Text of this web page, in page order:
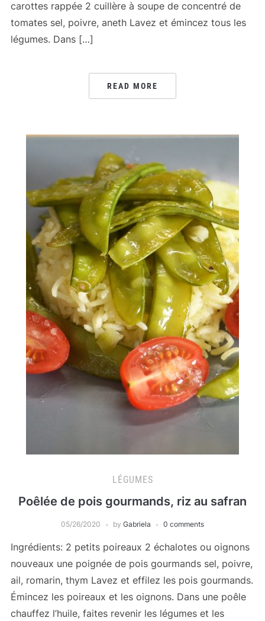
carottes rappée 2 cuillère à soupe de concentré de
tomates sel, poivre, aneth Lavez et émincez tous les
légumes. Dans […]
READ MORE
LÉGUMES
Poêlée de pois gourmands, riz au safran
05/26/2020 by Gabriela 0 comments
Ingrédients: 2 petits poireaux 2 échalotes ou oignons
nouveaux une poignée de pois gourmands sel, poivre,
ail, romarin, thym Lavez et effilez les pois gourmands.
Émincez les poireaux et les oignons. Dans une poêle
chauffez l’huile, faites revenir les légumes et les